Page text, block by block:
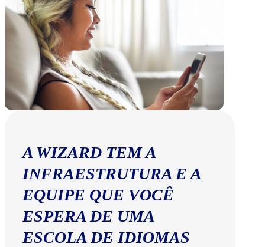
A WIZARD TEM A
INFRAESTRUTURA E A
EQUIPE QUE VOCÊ
ESPERA DE UMA
ESCOLA DE IDIOMAS